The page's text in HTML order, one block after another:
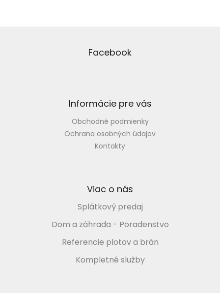
p
r
ý
i
s
u
Facebook
Informácie pre vás
Obchodné podmienky
Ochrana osobných údajov
Kontakty
Viac o nás
Splátkový predaj
Dom a záhrada - Poradenstvo
Referencie plotov a brán
Kompletné služby